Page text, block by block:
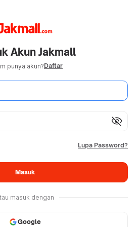
Akun Jakmall
punya akun?Daftar
visibility_off
Lupa Password?
Masuk
masuk dengan
Google